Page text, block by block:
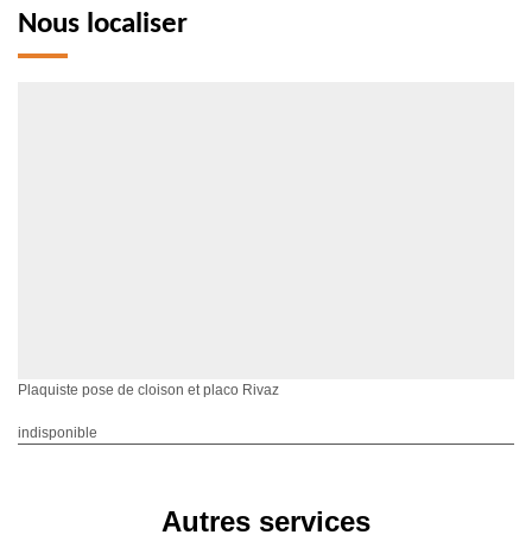
Nous localiser
Plaquiste pose de cloison et placo Rivaz
indisponible
Autres services